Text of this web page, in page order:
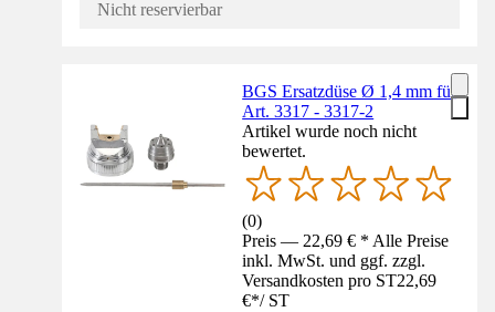
Nicht reservierbar
BGS Ersatzdüse Ø 1,4 mm für
Art. 3317 - 3317-2
Artikel wurde noch nicht
bewertet.
(0)
Preis — 22,69 € * Alle Preise
inkl. MwSt. und ggf. zzgl.
Versandkosten pro ST22,69
€*/ ST